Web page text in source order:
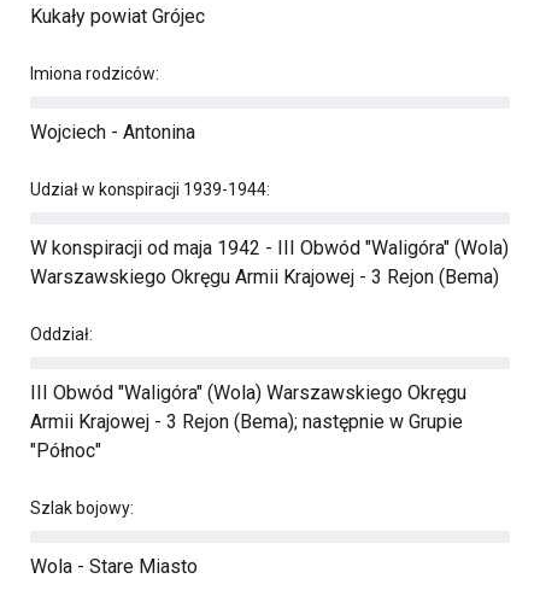
Kukały powiat Grójec
Imiona rodziców:
Wojciech - Antonina
Udział w konspiracji 1939-1944:
W konspiracji od maja 1942 - III Obwód "Waligóra" (Wola)
Warszawskiego Okręgu Armii Krajowej - 3 Rejon (Bema)
Oddział:
III Obwód "Waligóra" (Wola) Warszawskiego Okręgu
Armii Krajowej - 3 Rejon (Bema); następnie w Grupie
"Północ"
Szlak bojowy:
Wola - Stare Miasto